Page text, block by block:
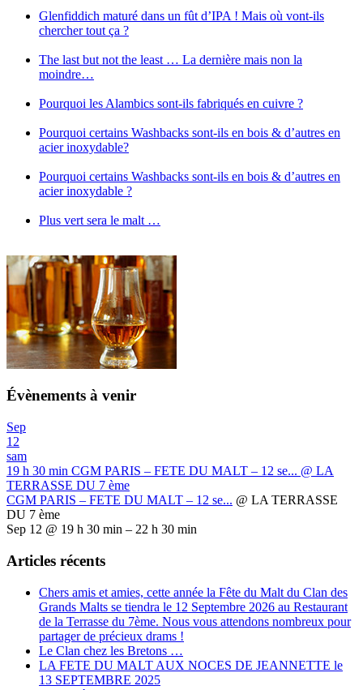
Glenfiddich maturé dans un fût d’IPA ! Mais où vont-ils
chercher tout ça ?
The last but not the least … La dernière mais non la
moindre…
Pourquoi les Alambics sont-ils fabriqués en cuivre ?
Pourquoi certains Washbacks sont-ils en bois & d’autres en
acier inoxydable?
Pourquoi certains Washbacks sont-ils en bois & d’autres en
acier inoxydable ?
Plus vert sera le malt …
Évènements à venir
Sep
12
sam
19 h 30 min CGM PARIS – FETE DU MALT – 12 se... @ LA
TERRASSE DU 7 ème
CGM PARIS – FETE DU MALT – 12 se... @ LA TERRASSE
DU 7 ème
Sep 12 @ 19 h 30 min – 22 h 30 min
Articles récents
Chers amis et amies, cette année la Fête du Malt du Clan des
Grands Malts se tiendra le 12 Septembre 2026 au Restaurant
de la Terrasse du 7ème. Nous vous attendons nombreux pour
partager de précieux drams !
Le Clan chez les Bretons …
LA FETE DU MALT AUX NOCES DE JEANNETTE le
13 SEPTEMBRE 2025